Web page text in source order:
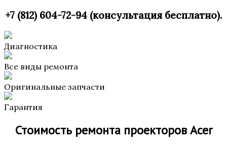
+7 (812) 604-72-94 (консультация бесплатно).
Диагностика
Все виды ремонта
Оригинальные запчасти
Гарантия
Стоимость ремонта проекторов Acer